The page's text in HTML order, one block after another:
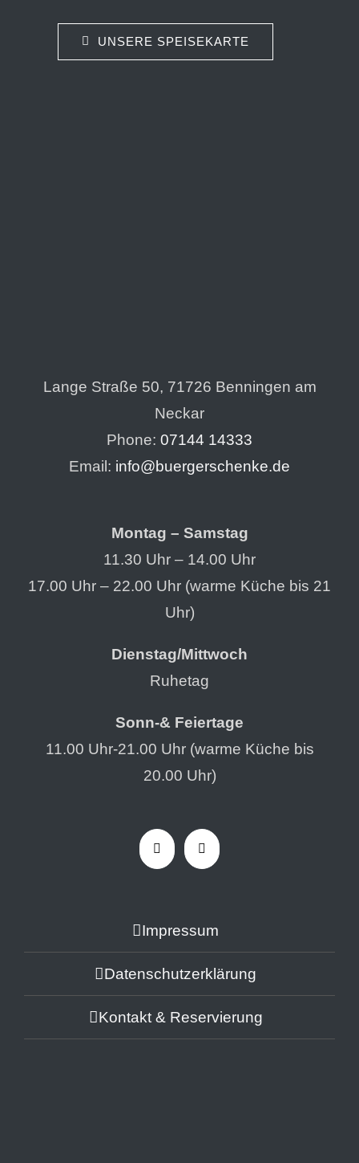
UNSERE SPEISEKARTE
Lange Straße 50, 71726 Benningen am
Neckar
Phone: 07144 14333
Email: info@buergerschenke.de
Montag – Samstag
11.30 Uhr – 14.00 Uhr
17.00 Uhr – 22.00 Uhr (warme Küche bis 21
Uhr)
Dienstag/Mittwoch
Ruhetag
Sonn-& Feiertage
11.00 Uhr-21.00 Uhr (warme Küche bis
20.00 Uhr)
Impressum
Datenschutzerklärung
Kontakt & Reservierung